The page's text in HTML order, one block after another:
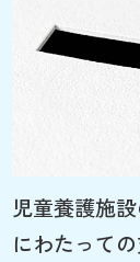
児童養護施
にわたって